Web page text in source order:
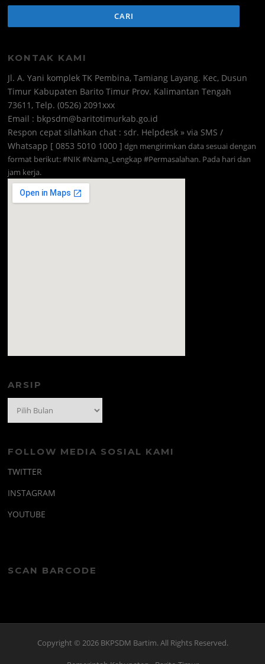
KONTAK KAMI
Jl. A. Yani komplek TK Pembina, Tamiang Layang. Kec, Dusun
Timur Kabupaten Barito Timur Prov. Kalimantan Tengah
73611, Telp. (0526) 2091xxx
Email : bkpsdm@baritotimurkab.go.id
Respon cepat silahkan chat : sdr. Helpdesk » via SMS /
Whatsapp [ 0853 5010 1000 ] dgn mengirimkan data sesuai dengan
format berikut: #NIK #Nama_Lengkap #Permasalahan. Pada hari dan
jam kerja.
ARSIP
FOLLOW MEDIA SOSIAL KAMI
TWITTER
INSTAGRAM
YOUTUBE
SCAN BARCODE
Copyright © 2026 BKPSDM Bartim. All Rights Reserved.